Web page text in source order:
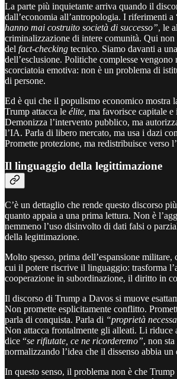
La parte più inquietante arriva quando il
dall’economia all’antropologia. I riferimenti a
hanno mai costruito società di successo”, le
criminalizzazione di intere comunità. Qui non
del fact-checking tecnico. Siamo davanti a
dell’esclusione. Politiche complesse vengono
scorciatoia emotiva: non è un problema di
di persone.
Ed è qui che il populismo economico mostra
Trump attacca le élite, ma favorisce capitale
Demonizza l’intervento pubblico, ma
l’IA. Parla di libero mercato, ma usa i dazi
Promette protezione, ma redistribuisce verso
Il linguaggio della legittimazione
C’è un dettaglio che rende questo discorso
quanto appaia a una prima lettura. Non è
nemmeno l’uso disinvolto di dati falsi o
della legittimazione.
Molto spesso, prima dell’espansione militare,
cui il potere riscrive il linguaggio: trasforma
cooperazione in subordinazione, il diritto in
Il discorso di Trump a Davos si muove
Non promette esplicitamente conflitto.
parla di conquista. Parla di “proprietà
Non attacca frontalmente gli alleati. Li riduce
dice “se rifiutate, ce ne ricorderemo”, non
normalizzando l’idea che il dissenso abbia un
In questo senso, il problema non è che